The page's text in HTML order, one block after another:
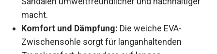
nachhaltiger macht.
Komfort und Dämpfung:
Zwischensohle sorgt für langanhaltenden
Tragekomfort, besonders auf langen